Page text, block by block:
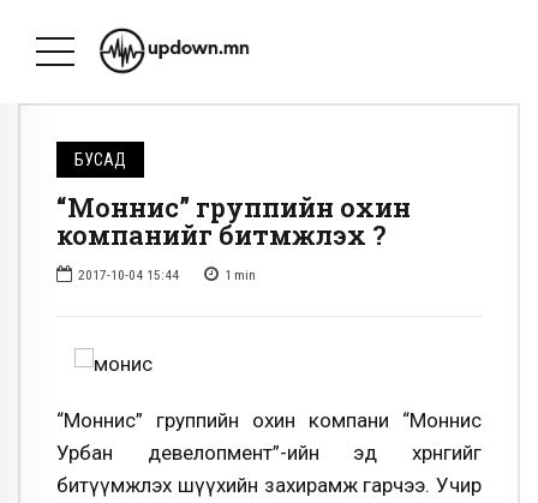
БУСАД
“Моннис” группийн охин
компанийг битүүмжлэх үү?
2017-10-04 15:44 1 min
“Моннис” группийн охин компани “Моннис
Урбан девелопмент”-ийн эд хөрөнгийг
битүүмжлэх шүүхийн захирамж гарчээ. Учир